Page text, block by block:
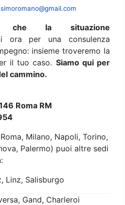
che la situazione
ora per una consulenza
insieme troveremo la
il tuo caso. Siamo qui per
cammino.
Roma RM
Milano, Napoli, Torino,
Palermo) puoi altre sedi
Linz, Salisburgo
Gand, Charleroi